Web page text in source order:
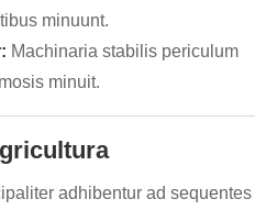
minuunt.
Machinaria stabilis periculum
minuit.
adhibentur ad sequentes